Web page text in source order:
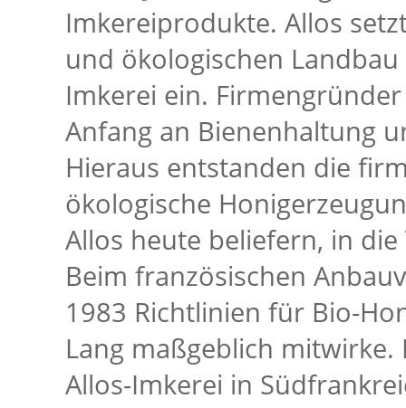
Imkereiprodukte. Allos
und ökologischen
Imkerei ein.
Anfang an Bienenhaltung
Hieraus entstanden die
ökologische
Allos heute beliefern, in
Beim französischen
1983 Richtlinien für Bio-
Lang maßgeblich
Allos-Imkerei in